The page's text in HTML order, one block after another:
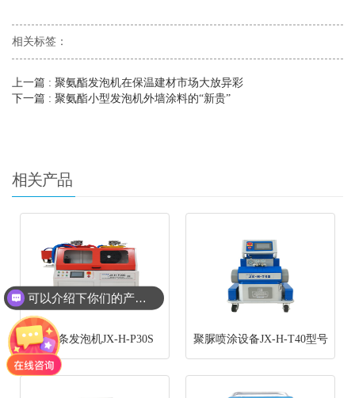
相关标签：
上一篇 : 聚氨酯发泡机在保温建材市场大放异彩
下一篇 : 聚氨酯小型发泡机外墙涂料的“新贵”
相关产品
穿纸条发泡机JX-H-P30S 聚脲喷涂设备JX-H-T40型号
可以介绍下你们的产品么